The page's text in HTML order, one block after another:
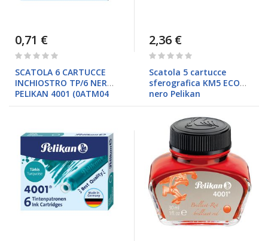
0,71 €
Rating:
SCATOLA 6 CARTUCCE
INCHIOSTRO TP/6 NERO
PELIKAN 4001 (0ATM04
2,36 €
Rating:
Scatola 5 cartucce
sferografica KM5 ECO
nero Pelikan